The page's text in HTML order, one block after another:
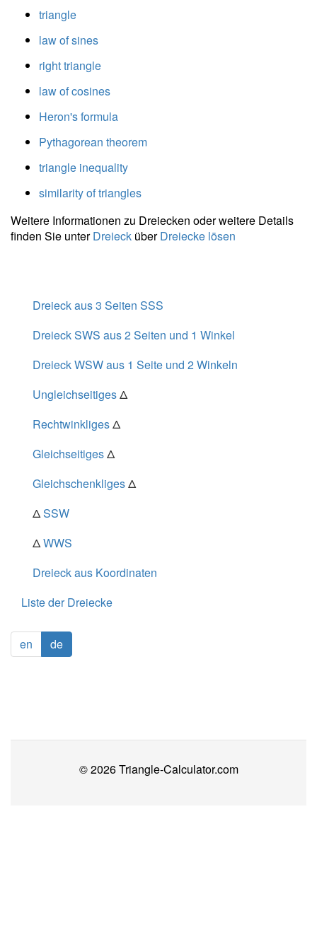
\dfrac{
\cdot \
275^2+2
\cdot \
165^2 -
220^2 } }{
2 } =
198{,}305
\dfrac{
\sqrt{
- c^2 } }{ 2
} =
165^2+2
220^2 -
2 } =
triangle
law of sines
right triangle
law of cosines
Heron's formula
Pythagorean theorem
triangle inequality
similarity of triangles
Weitere Informationen zu Dreiecken oder weitere Details
finden Sie unterDreieck überDreiecke lösen
Dreieck aus 3 Seiten SSS
Dreieck SWS aus 2 Seiten und 1 Winkel
Dreieck WSW aus 1 Seite und 2 Winkeln
UngleichseitigesΔ
RechtwinkligesΔ
GleichseitigesΔ
GleichschenkligesΔ
ΔSSW
ΔWWS
Dreieck aus Koordinaten
Liste der Dreiecke
en de
© 2026 Triangle-Calculator.com